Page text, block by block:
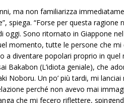
ma non familiarizza
spiega. “Forse per questa
Sono ritornato in Giappone
momento, tutte le persone che
a diventare popolari proprio in quel
(L’idiota geniale), che
Noboru. Un po’ più tardi, mi
perché non avevo mai
che mi fecero riflettere,